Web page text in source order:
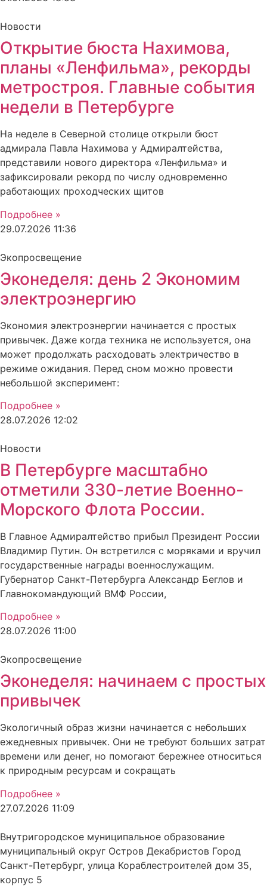
Новости
Открытие бюста Нахимова,
планы «Ленфильма», рекорды
метростроя. Главные события
недели в Петербурге
На неделе в Северной столице открыли бюст
адмирала Павла Нахимова у Адмиралтейства,
представили нового директора «Ленфильма» и
зафиксировали рекорд по числу одновременно
работающих проходческих щитов
Подробнее »
29.07.2026 11:36
Экопросвещение
Эконеделя: день 2 Экономим
электроэнергию
Экономия электроэнергии начинается с простых
привычек. Даже когда техника не используется, она
может продолжать расходовать электричество в
режиме ожидания. Перед сном можно провести
небольшой эксперимент:
Подробнее »
28.07.2026 12:02
Новости
В Петербурге масштабно
отметили 330-летие Военно-
Морского Флота России.
В Главное Адмиралтейство прибыл Президент России
Владимир Путин. Он встретился с моряками и вручил
государственные награды военнослужащим.
Губернатор Санкт-Петербурга Александр Беглов и
Главнокомандующий ВМФ России,
Подробнее »
28.07.2026 11:00
Экопросвещение
Эконеделя: начинаем с простых
привычек
Экологичный образ жизни начинается с небольших
ежедневных привычек. Они не требуют больших затрат
времени или денег, но помогают бережнее относиться
к природным ресурсам и сокращать
Подробнее »
27.07.2026 11:09
Внутригородское муниципальное образование
муниципальный округ Остров Декабристов Город
Санкт-Петербург, улица Кораблестроителей дом 35,
корпус 5